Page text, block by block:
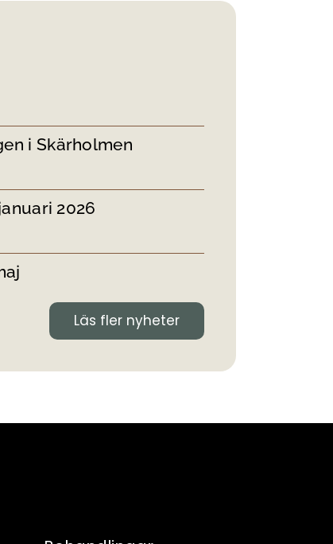
i Skärholmen
2026
Läs fler nyheter